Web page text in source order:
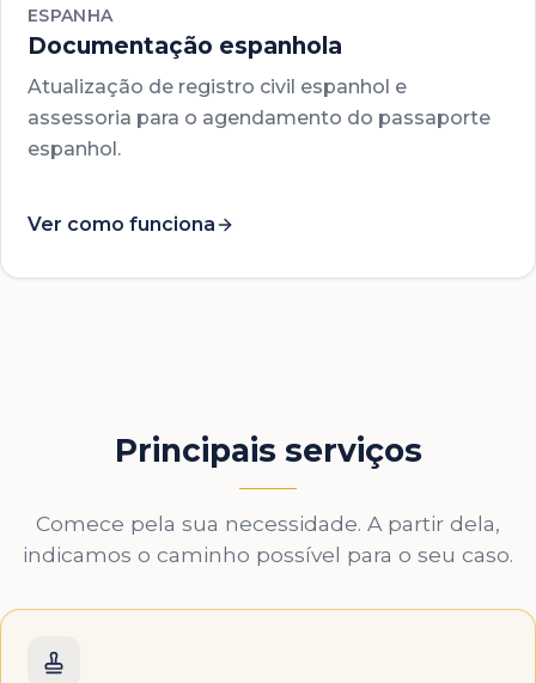
ESPANHA
Documentação espanhola
Atualização de registro civil espanhol e
assessoria para o agendamento do passaporte
espanhol.
Ver como funciona
Principais serviços
Comece pela sua necessidade. A partir dela,
indicamos o caminho possível para o seu caso.